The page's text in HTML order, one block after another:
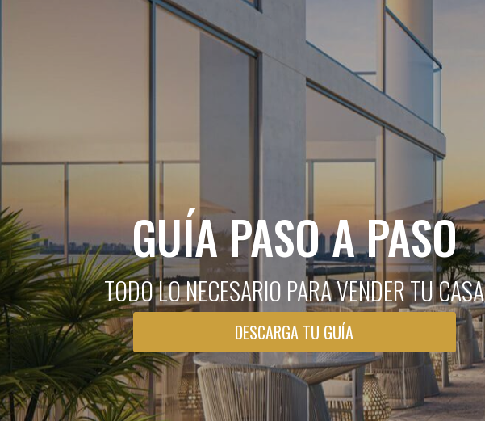
GUÍA PASO A PASO
TODO LO NECESARIO PARA VENDER TU CASA
DESCARGA TU GUÍA